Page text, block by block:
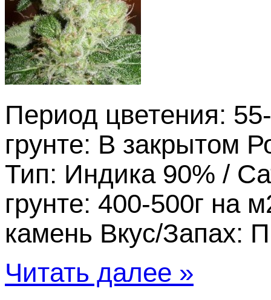
Период цветения:
грунте: В закрытом
Тип: Индика 90% /
грунте: 400-500г
камень Вкус/Запах:
Читать далее »